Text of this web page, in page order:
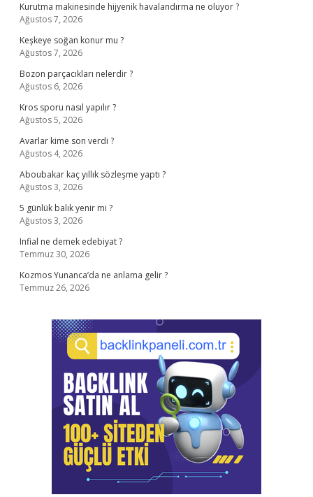
Kurutma makinesinde hijyenik havalandırma ne oluyor ?
Ağustos 7, 2026
Keşkeye soğan konur mu ?
Ağustos 7, 2026
Bozon parçacıkları nelerdir ?
Ağustos 6, 2026
Kros sporu nasıl yapılır ?
Ağustos 5, 2026
Avarlar kime son verdi ?
Ağustos 4, 2026
Aboubakar kaç yıllık sözleşme yaptı ?
Ağustos 3, 2026
5 günlük balık yenir mi ?
Ağustos 3, 2026
Infial ne demek edebiyat ?
Temmuz 30, 2026
Kozmos Yunanca’da ne anlama gelir ?
Temmuz 26, 2026